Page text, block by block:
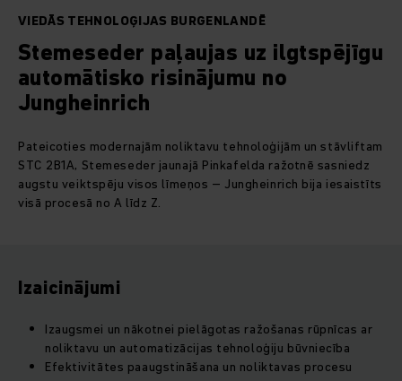
VIEDĀS TEHNOLOĢIJAS BURGENLANDĒ
Stemeseder paļaujas uz ilgtspējīgu
automātisko risinājumu no
Jungheinrich
Pateicoties modernajām noliktavu tehnoloģijām un stāvliftam
STC 2B1A, Stemeseder jaunajā Pinkafelda ražotnē sasniedz
augstu veiktspēju visos līmeņos – Jungheinrich bija iesaistīts
visā procesā no A līdz Z.
Izaicinājumi
Izaugsmei un nākotnei pielāgotas ražošanas rūpnīcas ar
noliktavu un automatizācijas tehnoloģiju būvniecība
Efektivitātes paaugstināšana un noliktavas procesu